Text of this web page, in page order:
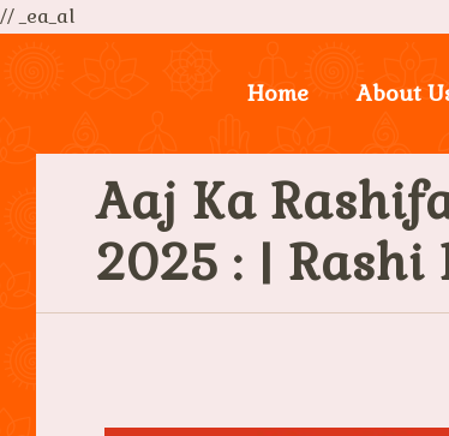
// _ea_al
Home About
Aaj Ka
2025 : |